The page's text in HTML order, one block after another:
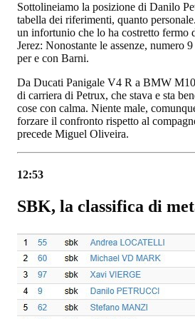
Sottolineiamo la posizione di Danilo
tabella dei riferimenti, quanto
un infortunio che lo ha costretto fermo
Jerez: Nonostante le assenze, numero
per e con Barni.
Da Ducati Panigale V4 R a BMW
di carriera di Petrux, che stava e sta
cose con calma. Niente male,
forzare il confronto rispetto al
precede Miguel Oliveira.
12:53
SBK, la classifica di